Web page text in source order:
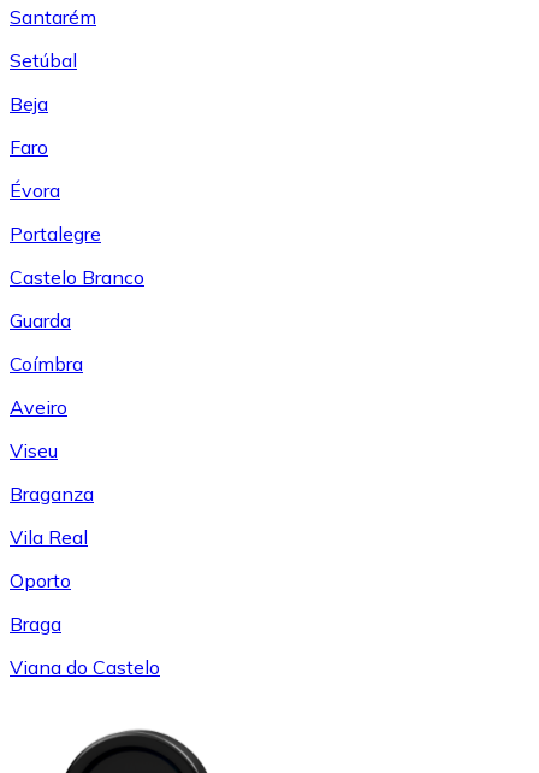
Santarém
Setúbal
Beja
Faro
Évora
Portalegre
Castelo Branco
Guarda
Coímbra
Aveiro
Viseu
Braganza
Vila Real
Oporto
Braga
Viana do Castelo